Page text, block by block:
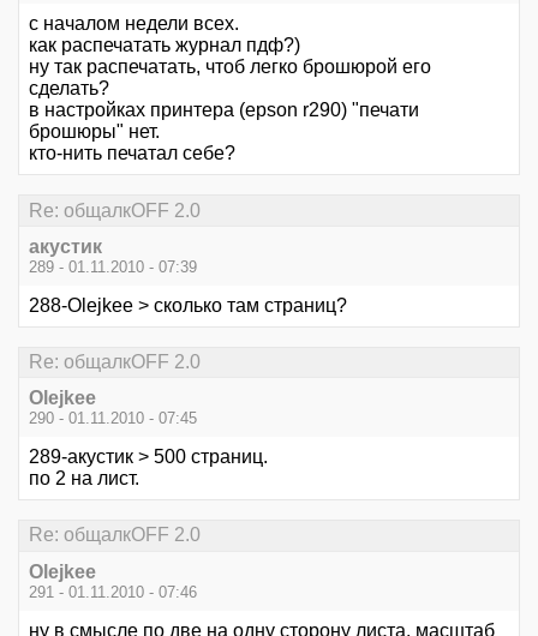
с началом недели всех.
как распечатать журнал пдф?)
ну так распечатать, чтоб легко брошюрой его
сделать?
в настройках принтера (epson r290) "печати
брошюры" нет.
кто-нить печатал себе?
Re: общалкOFF 2.0
акустик
289 - 01.11.2010 - 07:39
288-Olejkee > сколько там страниц?
Re: общалкOFF 2.0
Olejkee
290 - 01.11.2010 - 07:45
289-акустик > 500 страниц.
по 2 на лист.
Re: общалкOFF 2.0
Olejkee
291 - 01.11.2010 - 07:46
ну в смысле по две на одну сторону листа. масштаб